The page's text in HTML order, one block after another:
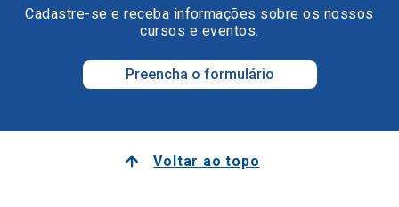
Cadastre-se e receba informações sobre os nossos
cursos e eventos.
Preencha o formulário
Voltar ao topo